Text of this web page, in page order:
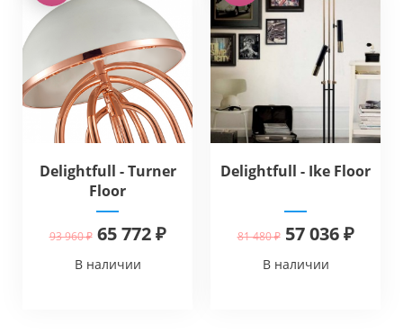
Delightfull - Turner
Floor
93 960 ₽ 65 772 ₽
В наличии
Delightfull - Ike Floor
81 480 ₽ 57 036 ₽
В наличии